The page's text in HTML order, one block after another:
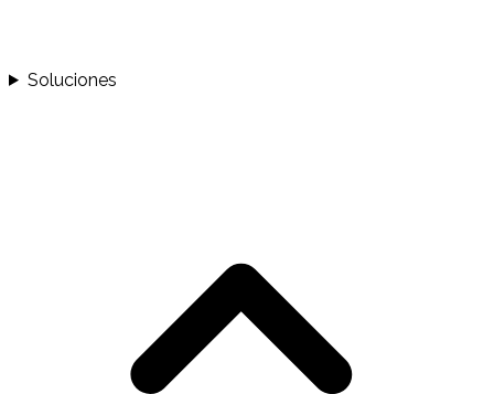
Soluciones